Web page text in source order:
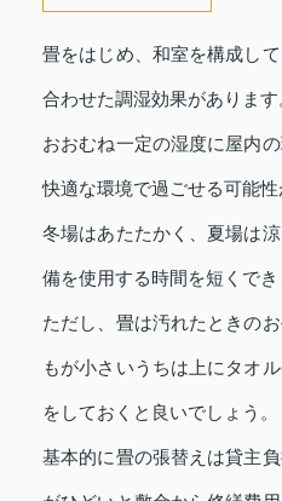
畳をはじめ、和室を構成し
合わせた調湿効果があります
おおむね一定の湿度に屋内
快適な環境で過ごせる可能性
冬場はあたたかく、夏場は
備を使用する時間を短くでき
ただし、畳は汚れたときの
もが小さいうちは上にタオ
をしておくと良いでしょう。
基本的に畳の張替えは貸主